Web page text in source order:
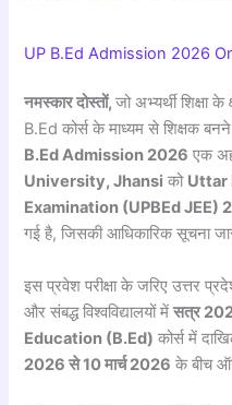
UP B.Ed Admission 2026
नमस्कार दोस्तों,जो अभ्यर्थी शिक्षा
B.Ed कोर्स के माध्यम से शिक्षक
B.Ed Admission 2026 एक
University, Jhansi को Uttar
Examination (UPBEd JEE)
गई है, जिसकी आधिकारिक सूचना
इस प्रवेश परीक्षा के जरिए उत्तर
और संबद्ध विश्वविद्यालयों मेंसत्र
Education (B.Ed) कोर्स में
2026से 10मार्च 2026 के बीच